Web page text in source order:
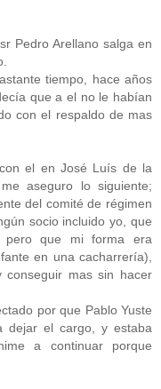
Pedro Arellano salga en
tiempo, hace años
que a el no le habían
con el respaldo de mas
el en José Luís de la
aseguro lo siguiente;
del comité de régimen
socio incluido yo, que
pero que mi forma era
en una cacharrería),
mas sin hacer
por que Pablo Yuste
dejar el cargo, y estaba
a continuar porque